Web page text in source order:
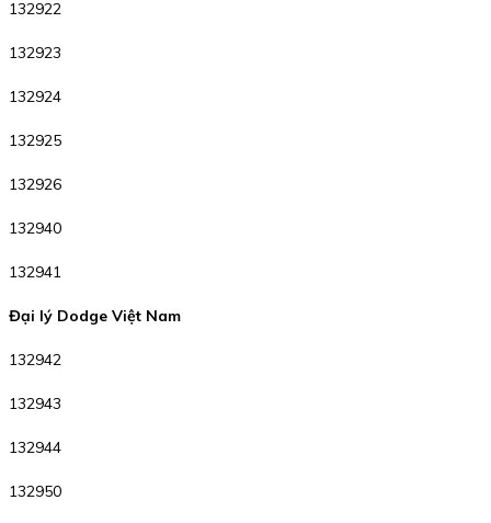
132922
132923
132924
132925
132926
132940
132941
Đại lý Dodge Việt Nam
132942
132943
132944
132950